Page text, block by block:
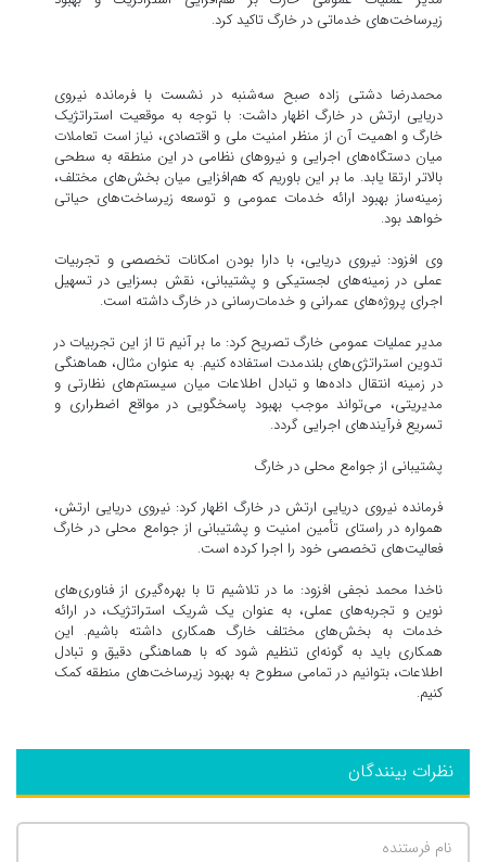
زیرساخت‌های خدماتی در خارگ تاکید کرد.
محمدرضا دشتی زاده صبح سه‌شنبه در نشست با فرمانده نیروی
دریایی ارتش در خارگ اظهار داشت: با توجه به موقعیت استراتژیک
خارگ و اهمیت آن از منظر امنیت ملی و اقتصادی، نیاز است تعاملات
میان دستگاه‌های اجرایی و نیروهای نظامی در این منطقه به سطحی
بالاتر ارتقا یابد. ما بر این باوریم که هم‌افزایی میان بخش‌های مختلف،
زمینه‌ساز بهبود ارائه خدمات عمومی و توسعه زیرساخت‌های حیاتی
خواهد بود.
وی افزود: نیروی دریایی، با دارا بودن امکانات تخصصی و تجربیات
عملی در زمینه‌های لجستیکی و پشتیبانی، نقش بسزایی در تسهیل
اجرای پروژه‌های عمرانی و خدمات‌رسانی در خارگ داشته است.
مدیر عملیات عمومی خارگ تصریح کرد: ما بر آنیم تا از این تجربیات در
تدوین استراتژی‌های بلندمدت استفاده کنیم. به عنوان مثال، هماهنگی
در زمینه انتقال داده‌ها و تبادل اطلاعات میان سیستم‌های نظارتی و
مدیریتی، می‌تواند موجب بهبود پاسخگویی در مواقع اضطراری و
تسریع فرآیندهای اجرایی گردد.
پشتیبانی از جوامع محلی در خارگ
فرمانده نیروی دریایی ارتش در خارگ اظهار کرد: نیروی دریایی ارتش،
همواره در راستای تأمین امنیت و پشتیبانی از جوامع محلی در خارگ
فعالیت‌های تخصصی خود را اجرا کرده است.
ناخدا محمد نجفی افزود: ما در تلاشیم تا با بهره‌گیری از فناوری‌های
نوین و تجربه‌های عملی، به عنوان یک شریک استراتژیک، در ارائه
خدمات به بخش‌های مختلف خارگ همکاری داشته باشیم. این
همکاری باید به گونه‌ای تنظیم شود که با هماهنگی دقیق و تبادل
اطلاعات، بتوانیم در تمامی سطوح به بهبود زیرساخت‌های منطقه کمک
کنیم.
نظرات بینندگان